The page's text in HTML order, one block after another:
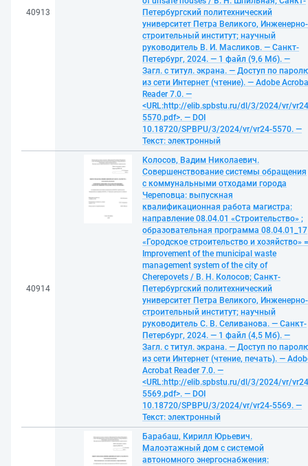
40913
Петербургский политехнический
университет Петра Великого, Инженерно-
строительный институт; научный
руководитель В. И. Масликов. — Санкт-
Петербург, 2024. — 1 файл (9,6 Мб). —
Загл. с титул. экрана. — Доступ по
из сети Интернет (чтение). — Adobe
Reader 7.0. —
<URL:http://elib.spbstu.ru/dl/3/2024/vr/
5570.pdf>. — DOI
10.18720/SPBPU/3/2024/vr/vr24-5570. —
Текст: электронный
40914
Колосов, Вадим Николаевич.
Совершенствование системы обращения
с коммунальными отходами города
Череповца: выпускная
квалификационная работа магистра:
направление 08.04.01 «Строительство» ;
образовательная программа 08.04.01_17
«Городское строительство и хозяйство» =
Improvement of the municipal waste
management system of the city of
Cherepovets / В. Н. Колосов; Санкт-
Петербургский политехнический
университет Петра Великого, Инженерно-
строительный институт; научный
руководитель С. В. Селиванова. — Санкт-
Петербург, 2024. — 1 файл (4,5 Мб). —
Загл. с титул. экрана. — Доступ по
из сети Интернет (чтение, печать). —
Acrobat Reader 7.0. —
<URL:http://elib.spbstu.ru/dl/3/2024/vr/
5569.pdf>. — DOI
10.18720/SPBPU/3/2024/vr/vr24-5569. —
Текст: электронный
Барабаш, Кирилл Юрьевич.
Малоэтажный дом с системой
автономного энергоснабжения: